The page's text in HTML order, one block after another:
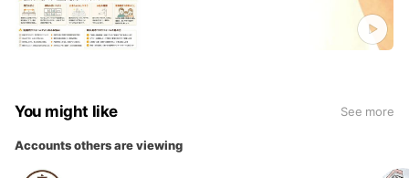
You might like See more
Accounts others are viewing